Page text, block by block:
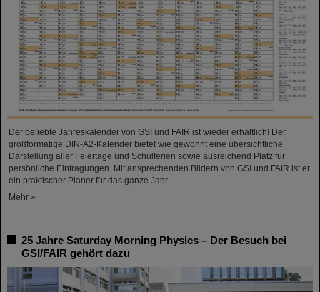
Der beliebte Jahreskalender von GSI und FAIR ist wieder erhältlich! Der
großformatige DIN-A2-Kalender bietet wie gewohnt eine übersichtliche
Darstellung aller Feiertage und Schulferien sowie ausreichend Platz für
persönliche Eintragungen. Mit ansprechenden Bildern von GSI und FAIR ist er
ein praktischer Planer für das ganze Jahr.
Mehr »
25 Jahre Saturday Morning Physics – Der Besuch bei
GSI/FAIR gehört dazu